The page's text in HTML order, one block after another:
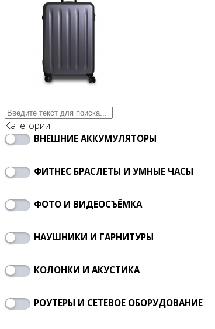
Категории
ВНЕШНИЕ АККУМУЛЯТОРЫ
ФИТНЕС БРАСЛЕТЫ И УМНЫЕ ЧАСЫ
ФОТО И ВИДЕОСЪЁМКА
НАУШНИКИ И ГАРНИТУРЫ
КОЛОНКИ И АКУСТИКА
РОУТЕРЫ И СЕТЕВОЕ ОБОРУДОВАНИЕ